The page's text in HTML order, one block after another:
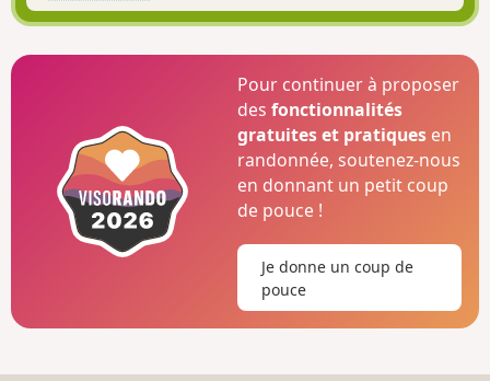
Pour continuer à proposer
desfonctionnalités
gratuites et pratiques en
randonnée, soutenez-nous
en donnant un petit coup
de pouce !
Je donne un coup de
pouce